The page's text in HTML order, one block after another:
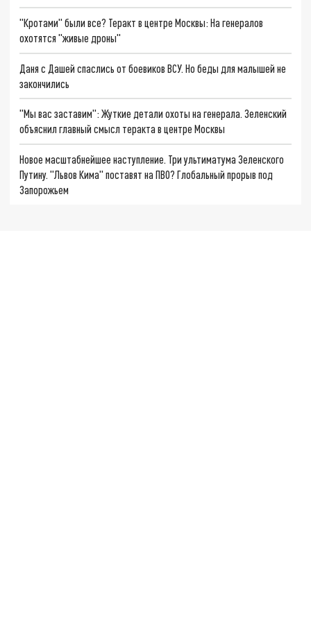
"Кротами" были все? Теракт в центре Москвы: На генералов
охотятся "живые дроны"
Даня с Дашей спаслись от боевиков ВСУ. Но беды для малышей не
закончились
"Мы вас заставим": Жуткие детали охоты на генерала. Зеленский
объяснил главный смысл теракта в центре Москвы
Новое масштабнейшее наступление. Три ультиматума Зеленского
Путину. "Львов Кима" поставят на ПВО? Глобальный прорыв под
Запорожьем